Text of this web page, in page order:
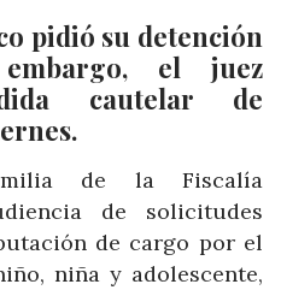
pidió su detención
el juez
cautelar de
de la Fiscalía
de solicitudes
de cargo por el
niña y adolescente,